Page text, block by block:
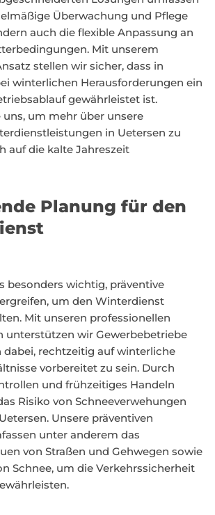
Überwachung und Pflege
auch die flexible Anpassung an
Mit unserem
stellen wir sicher, dass in
winterlichen Herausforderungen ein
gewährleistet ist.
uns, um mehr über unsere
in Uetersen zu
auf die kalte Jahreszeit
Planung für den
besonders wichtig, präventive
um den Winterdienst
Mit unseren professionellen
unterstützen wir Gewerbebetriebe
rechtzeitig auf winterliche
vorbereitet zu sein. Durch
und frühzeitiges Handeln
Risiko von Schneeverwehungen
Unsere präventiven
unter anderem das
von Straßen und Gehwegen sowie
Schnee, um die Verkehrssicherheit